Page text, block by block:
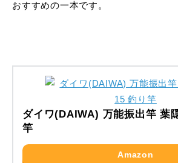
おすすめの一本です。
ダイワ(DAIWA) 万能振出竿 葉
竿
Amazon